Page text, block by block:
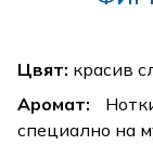
Цвят: красив
Аромат:
специално на